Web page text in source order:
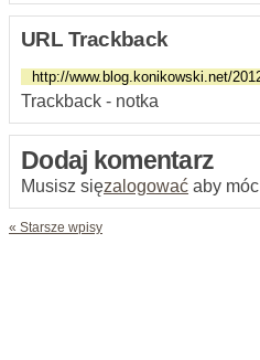
URL Trackback
Trackback - notka
Dodaj komentarz
Musisz sięzalogować aby
« Starsze wpisy